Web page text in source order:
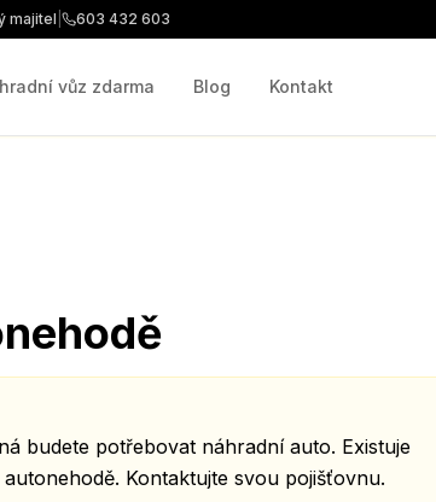
majitel 603 432 603
vůz zdarma Blog Kontakt
budete potřebovat náhradní auto. Existuje
Kontaktujte svou pojišťovnu.